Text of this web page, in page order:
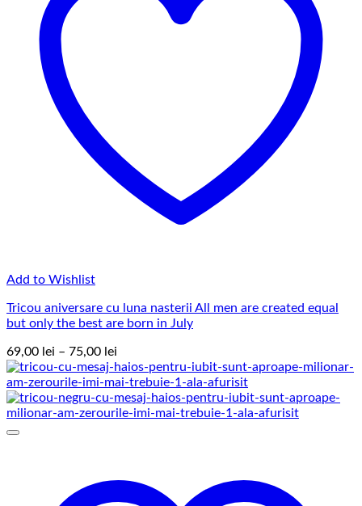
Add to Wishlist
Tricou aniversare cu luna nasterii All men are created equal
but only the best are born in July
69,00 lei – 75,00 lei
de
prețuri:
69,00 lei
până